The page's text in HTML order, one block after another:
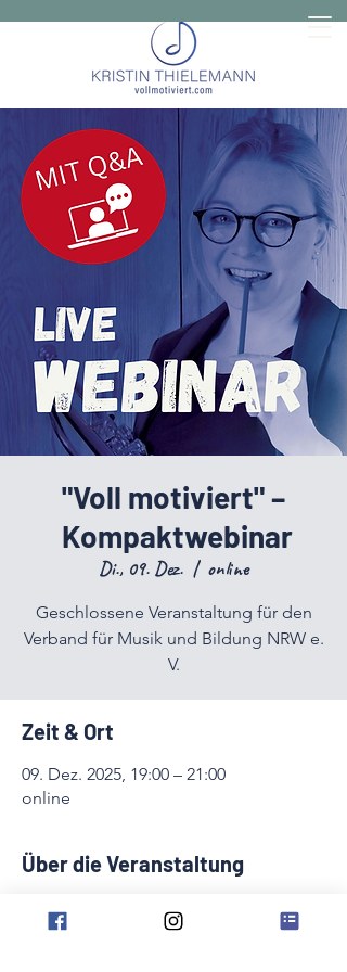
"Voll motiviert" –
Kompaktwebinar
Di., 09. Dez.
  |
online
Geschlossene Veranstaltung für den
Verband für Musik und Bildung NRW e.
V.
Zeit & Ort
09. Dez. 2025, 19:00 – 21:00
online
Über die Veranstaltung
Ausbildungsverantwortliche von